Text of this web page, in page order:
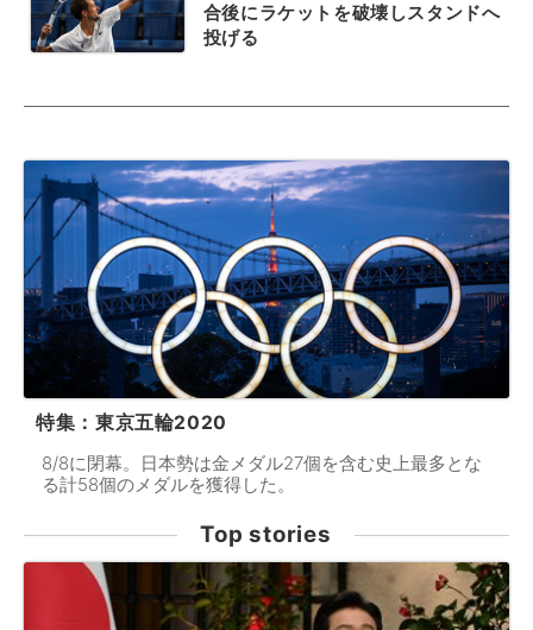
合後にラケットを破壊しスタンドへ
投げる
特集：東京五輪2020
8/8に閉幕。日本勢は金メダル27個を含む史上最多とな
る計58個のメダルを獲得した。
Top stories